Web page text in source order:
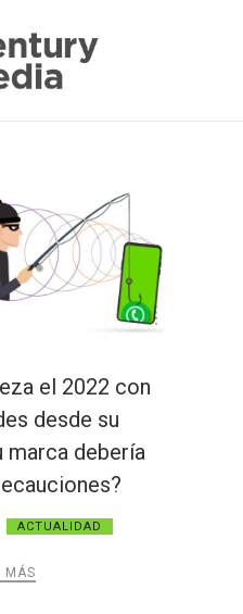
el 2022 con
desde su
marca debería
ACTUALIDAD
MÁS